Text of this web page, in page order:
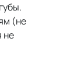
(не
не